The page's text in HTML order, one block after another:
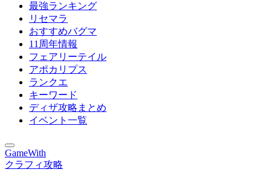
最強ランキング
リセマラ
おすすめバグマ
11周年情報
フェアリーテイル
アポカリプス
ランクエ
キーワード
ディザ攻略まとめ
イベント一覧
GameWith
クラフィ攻略